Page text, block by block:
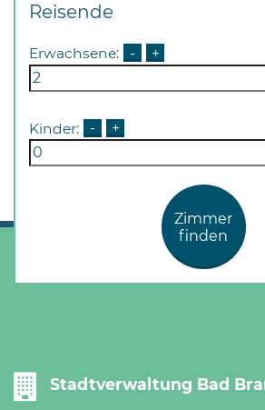
sowie
außerhalb
nach
Reisende
Erwachsene: - +
Kinder: - +
Zimmer
finden
Stadtverwaltung Bad